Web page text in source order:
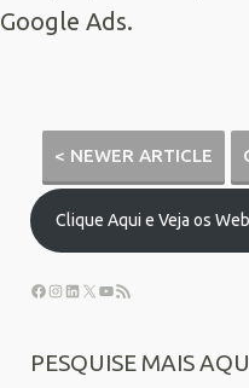
Google Ads.
< NEWER ARTICLE
Clique Aqui e Veja os
PESQUISE MAIS